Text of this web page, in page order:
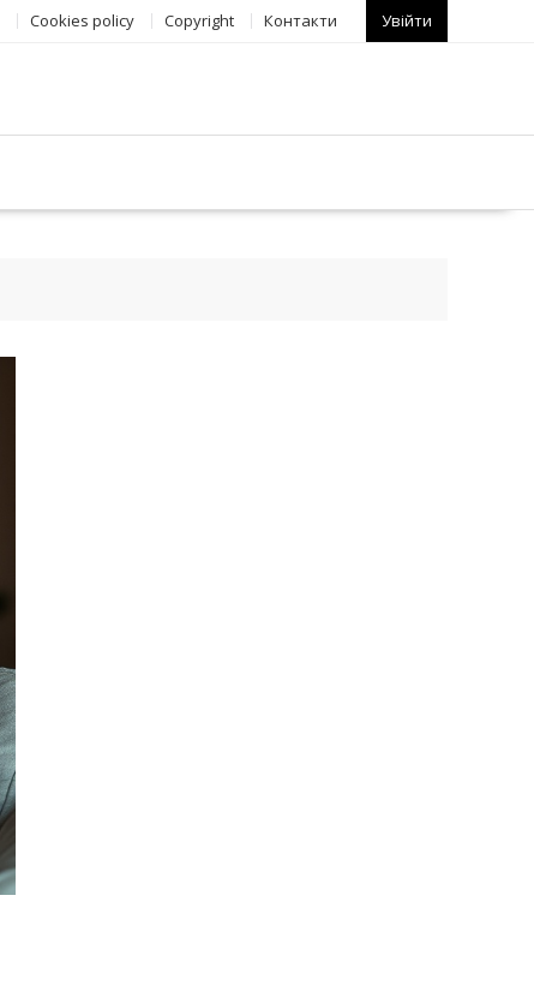
Сookies policy Copyright Контакти Увійти